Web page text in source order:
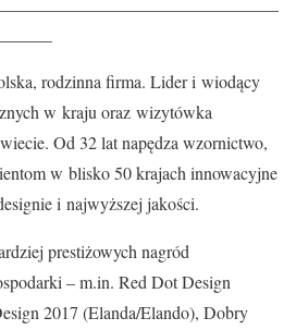
rodzinna firma. Lider i wiodący
w kraju oraz wizytówka
Od 32 lat napędza wzornictwo,
w blisko 50 krajach innowacyjne
i najwyższej jakości.
prestiżowych nagród
– m.in. Red Dot Design
2017 (Elanda/Elando), Dobry